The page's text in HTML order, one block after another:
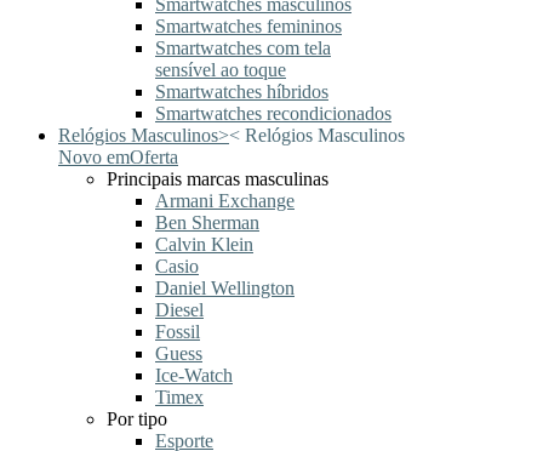
Smartwatches masculinos
Smartwatches femininos
Smartwatches com tela
sensível ao toque
Smartwatches híbridos
Smartwatches recondicionados
Relógios Masculinos>< Relógios Masculinos
Novo emOferta
Principais marcas masculinas
Armani Exchange
Ben Sherman
Calvin Klein
Casio
Daniel Wellington
Diesel
Fossil
Guess
Ice-Watch
Timex
Por tipo
Esporte